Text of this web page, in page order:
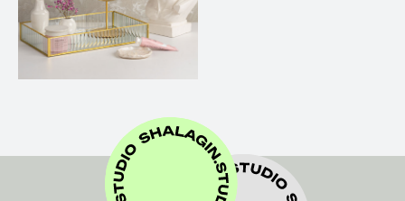
Нажимая кнопку «отправить», вы соглашаетесь с
политикой конфиденциальности